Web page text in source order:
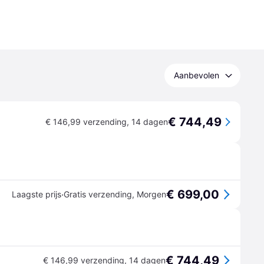
Aanbevolen
€ 146,99 verzending, 14 dagen€ 744,49
Laagste prijs·Gratis verzending, Morgen€ 699,00
€ 146,99 verzending, 14 dagen€ 744,49